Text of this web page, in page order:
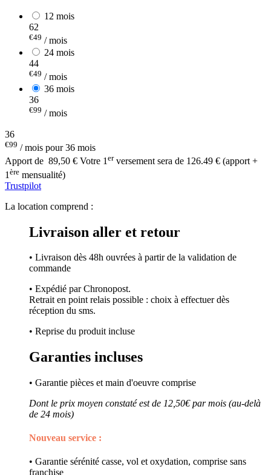
12 mois
62
€49 / mois
24 mois
44
€49 / mois
36 mois
36
€99 / mois
36
€99 / mois pour 36 mois
Apport de 89,50 € Votre 1 erversement sera de 126.49 € (apport +
1 ère mensualité)
Trustpilot
La location comprend :
Livraison aller et retour
• Livraison dès 48h ouvrées à partir de la validation de
commande
• Expédié par Chronopost.
Retrait en point relais possible : choix à effectuer dès
réception du sms.
• Reprise du produit incluse
Garanties incluses
• Garantie pièces et main d'oeuvre comprise
Dont le prix moyen constaté est de 12,50€ par mois (au-delà
de 24 mois)
Nouveau service :
• Garantie sérénité casse, vol et oxydation, comprise sans
franchise